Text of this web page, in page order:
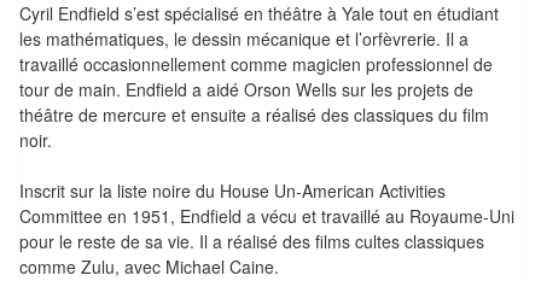
Collectionner
(TCG)
Les
Classiques
Pour
les
enfants
Cyril Endfield s’est spécialisé en théâtre à Yale tout en étudiant
les mathématiques, le dessin mécanique et l’orfèvrerie. Il a
travaillé occasionnellement comme magicien professionnel de
tour de main. Endfield a aidé Orson Wells sur les projets de
théâtre de mercure et ensuite a réalisé des classiques du film
noir.
Inscrit sur la liste noire du House Un-American Activities
Committee en 1951, Endfield a vécu et travaillé au Royaume-Uni
pour le reste de sa vie. Il a réalisé des films cultes classiques
comme Zulu, avec Michael Caine.